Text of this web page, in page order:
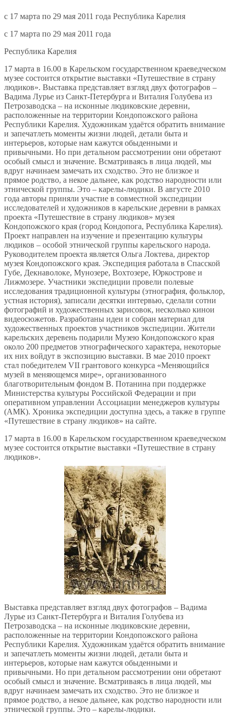
c 17 марта по 29 мая 2011 года Республика Карелия
c 17 марта по 29 мая 2011 года
Республика Карелия
17 марта в 16.00 в Карельском государственном краеведческом
музее состоится открытие выставки «Путешествие в страну
людиков». Выставка представляет взгляд двух фотографов –
Вадима Лурье из Санкт-Петербурга и Виталия Голубева из
Петрозаводска – на исконные людиковские деревни,
расположенные на территории Кондопожского района
Республики Карелия. Художникам удаётся обратить внимание
и запечатлеть моменты жизни людей, детали быта и
интерьеров, которые нам кажутся обыденными и
привычными. Но при детальном рассмотрении они обретают
особый смысл и значение. Всматриваясь в лица людей, мы
вдруг начинаем замечать их сходство. Это не близкое и
прямое родство, а некое дальнее, как родство народности или
этнической группы. Это – карелы-людики. В августе 2010
года авторы приняли участие в совместной экспедиции
исследователей и художников в карельские деревни в рамках
проекта «Путешествие в страну людиков» музея
Кондопожского края (город Кондопога, Республика Карелия).
Проект направлен на изучение и презентацию культуры
людиков – особой этнической группы карельского народа.
Руководителем проекта является Ольга Локтева, директор
музея Кондопожского края. Экспедиция работала в Спасской
Губе, Декнаволоке, Мунозере, Вохтозере, Юркострове и
Лижмозере. Участники экспедиции провели полевые
исследования традиционной культуры (этнография, фольклор,
устная история), записали десятки интервью, сделали сотни
фотографий и художественных зарисовок, несколько кинои
видеосюжетов. Разработаны идеи и собран материал для
художественных проектов участников экспедиции. Жители
карельских деревень подарили Музею Кондопожского края
около 200 предметов этнографического характера, некоторые
их них войдут в экспозицию выставки. В мае 2010 проект
стал победителем VII грантового конкурса «Меняющийся
музей в меняющемся мире», организованного
благотворительным фондом В. Потанина при поддержке
Министерства культуры Российской Федерации и при
оперативном управлении Ассоциации менеджеров культуры
(АМК). Хроника экспедиции доступна здесь, а также в группе
«Путешествие в страну людиков» на сайте.
17 марта в 16.00 в Карельском государственном краеведческом
музее состоится открытие выставки «Путешествие в страну
людиков».
Выставка представляет взгляд двух фотографов – Вадима
Лурье из Санкт-Петербурга и Виталия Голубева из
Петрозаводска – на исконные людиковские деревни,
расположенные на территории Кондопожского района
Республики Карелия. Художникам удаётся обратить внимание
и запечатлеть моменты жизни людей, детали быта и
интерьеров, которые нам кажутся обыденными и
привычными. Но при детальном рассмотрении они обретают
особый смысл и значение. Всматриваясь в лица людей, мы
вдруг начинаем замечать их сходство. Это не близкое и
прямое родство, а некое дальнее, как родство народности или
этнической группы. Это – карелы-людики.